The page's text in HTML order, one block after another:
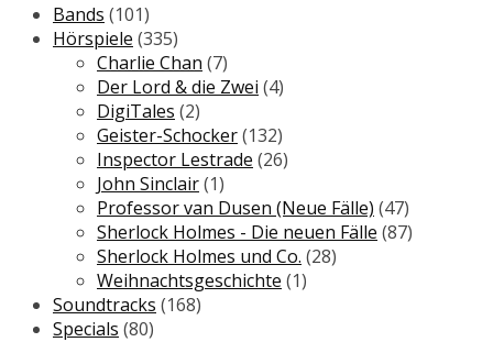
Bands (101)
Hörspiele (335)
Charlie Chan (7)
Der Lord & die Zwei (4)
DigiTales (2)
Geister-Schocker(132)
Inspector Lestrade (26)
John Sinclair(1)
Professor van Dusen (Neue Fälle) (47)
Sherlock Holmes - Die neuen Fälle (87)
Sherlock Holmes und Co. (28)
Weihnachtsgeschichte (1)
Soundtracks (168)
Specials (80)